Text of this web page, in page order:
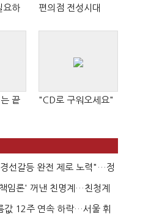
요하
편의점 전성시대
끝
"CD로 구워오세요"
선갈등 완전 제로 노력"…정
공세 사...
임론' 꺼낸 친명계…친청계
표 때리기...
값 12주 연속 하락…서울 휘